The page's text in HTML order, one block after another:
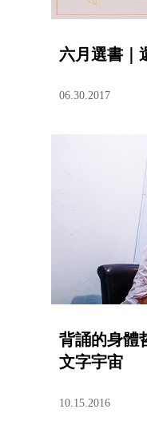
六月選書｜
06.30.2017
背誦的身體
文字宇宙
10.15.2016